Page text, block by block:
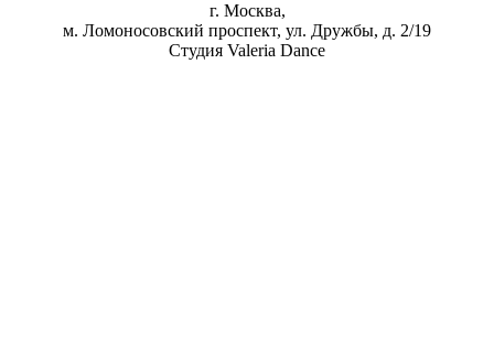
г. Москва,
м. Ломоносовский проспект, ул. Дружбы, д. 2/19
Студия Valeria Dance